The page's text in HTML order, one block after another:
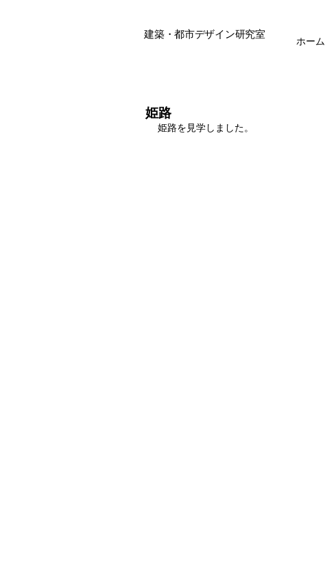
建築・都市デザイン研究室
ホーム
姫路
姫路を見学しました。